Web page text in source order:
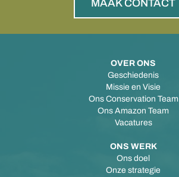
MAAK CONTACT
OVER ONS
Geschiedenis
Missie en Visie
Ons Conservation Team
Ons Amazon Team
Vacatures
ONS WERK
Ons doel
Onze strategie